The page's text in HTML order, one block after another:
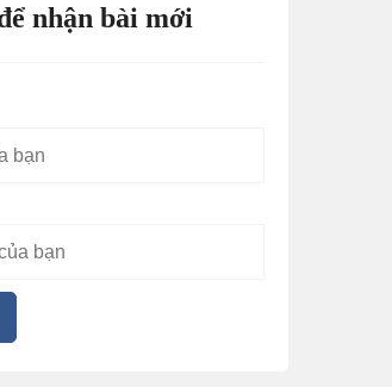
nhận bài mới